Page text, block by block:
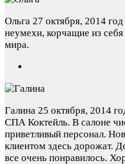
Ольга 27 октября, 2014 год
неумехи, корчащие из
мира.
Галина 25 октября, 2014
СПА Коктейль. В салоне
приветливый персонал.
клиентом здесь дорожат.
все очень понравилось.